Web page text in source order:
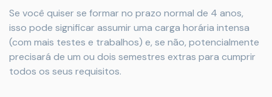
Se você quiser se formar no prazo normal de 4 anos,
isso pode significar assumir uma carga horária intensa
(com mais testes e trabalhos) e, se não, potencialmente
precisará de um ou dois semestres extras para cumprir
todos os seus requisitos.